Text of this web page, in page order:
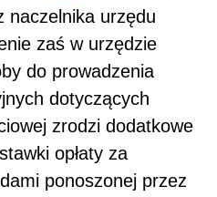
naczelnika urzędu
zaś w urzędzie
do prowadzenia
dotyczących
zrodzi dodatkowe
opłaty za
ponoszonej przez